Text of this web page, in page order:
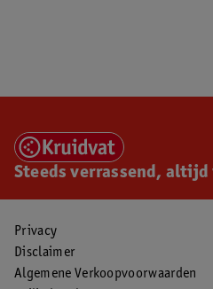
Steeds verrassend,
Privacy
Disclaimer
Algemene Verkoopvoorwaarden